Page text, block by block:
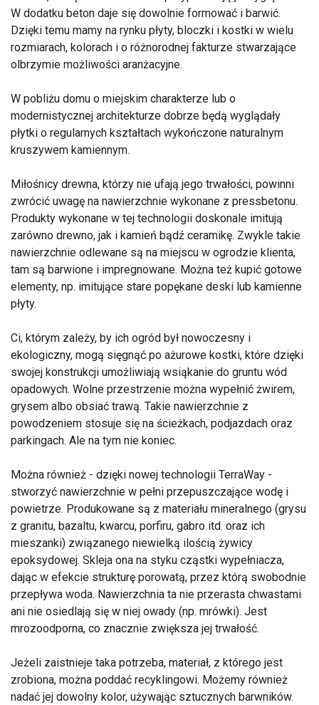
W dodatku beton daje się dowolnie formować i barwić.
Dzięki temu mamy na rynku płyty, bloczki i kostki w wielu
rozmiarach, kolorach i o różnorodnej fakturze stwarzające
olbrzymie możliwości aranżacyjne.
W pobliżu domu o miejskim charakterze lub o
modernistycznej architekturze dobrze będą wyglądały
płytki o regularnych kształtach wykończone naturalnym
kruszywem kamiennym.
Miłośnicy drewna, którzy nie ufają jego trwałości, powinni
zwrócić uwagę na nawierzchnie wykonane z pressbetonu.
Produkty wykonane w tej technologii doskonale imitują
zarówno drewno, jak i kamień bądź ceramikę. Zwykle takie
nawierzchnie odlewane są na miejscu w ogrodzie klienta,
tam są barwione i impregnowane. Można też kupić gotowe
elementy, np. imitujące stare popękane deski lub kamienne
płyty.
Ci, którym zależy, by ich ogród był nowoczesny i
ekologiczny, mogą sięgnąć po ażurowe kostki, które dzięki
swojej konstrukcji umożliwiają wsiąkanie do gruntu wód
opadowych. Wolne przestrzenie można wypełnić żwirem,
grysem albo obsiać trawą. Takie nawierzchnie z
powodzeniem stosuje się na ścieżkach, podjazdach oraz
parkingach. Ale na tym nie koniec.
Można również - dzięki nowej technologii TerraWay -
stworzyć nawierzchnie w pełni przepuszczające wodę i
powietrze. Produkowane są z materiału mineralnego (grysu
z granitu, bazaltu, kwarcu, porfiru, gabro itd. oraz ich
mieszanki) związanego niewielką ilością żywicy
epoksydowej. Skleja ona na styku cząstki wypełniacza,
dając w efekcie strukturę porowatą, przez którą swobodnie
przepływa woda. Nawierzchnia ta nie przerasta chwastami
ani nie osiedlają się w niej owady (np. mrówki). Jest
mrozoodporna, co znacznie zwiększa jej trwałość.
Jeżeli zaistnieje taka potrzeba, materiał, z którego jest
zrobiona, można poddać recyklingowi. Możemy również
nadać jej dowolny kolor, używając sztucznych barwników.